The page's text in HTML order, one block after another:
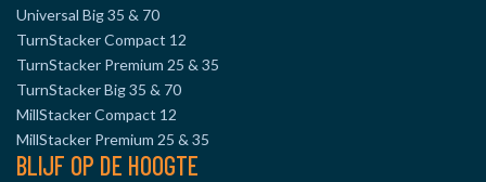
Universal Big 35 & 70
TurnStacker Compact 12
TurnStacker Premium 25 & 35
TurnStacker Big 35 & 70
MillStacker Compact 12
MillStacker Premium 25 & 35
BLIJF OP DE HOOGTE